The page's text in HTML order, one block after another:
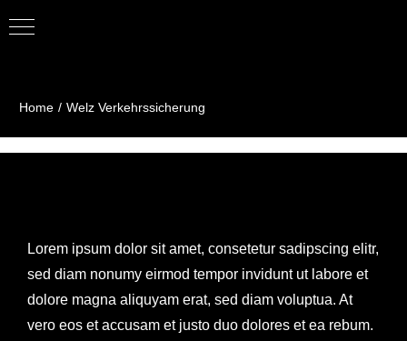
Home Welz Verkehrssicherung
Lorem ipsum dolor sit amet, consetetur sadipscing elitr,
sed diam nonumy eirmod tempor invidunt ut labore et
dolore magna aliquyam erat, sed diam voluptua. At
vero eos et accusam et justo duo dolores et ea rebum.